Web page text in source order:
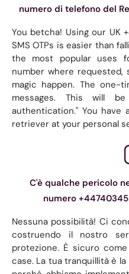
numero di telefono del
You betcha! Using our UK
SMS OTPs is easier than
the most popular uses
number where requested,
magic happen. The one-
messages. This will
authentication." You have
retriever at your personal
C'è qualche pericolo
numero
Nessuna possibilità! Ci
costruendo il nostro
protezione. È sicuro
case. La tua tranquillità è